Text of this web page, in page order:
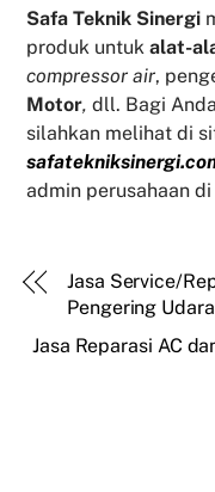
Safa Teknik Sinergi
produk untukalat-
compressor air,
Motor, dll. Bagi
silahkan melihat di
admin perusahaan
Jasa Service/
Pengering
Jasa Reparasi AC